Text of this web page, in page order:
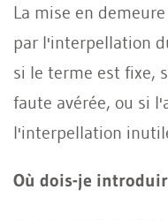
La mise en
par l'interpellation
si le terme est fixe,
faute avérée, ou si
l'interpellation
Où dois-je